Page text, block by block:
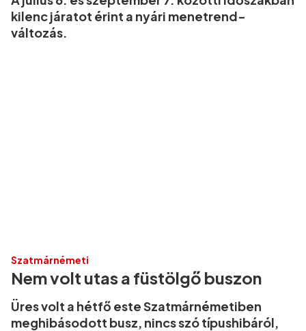
kilenc járatot érint a nyári menetrend-
változás.
Szatmárnémeti
Nem volt utas a füstölgő buszon
Üres volt a hétfő este Szatmárnémetiben
meghibásodott busz, nincs szó típushibáról,